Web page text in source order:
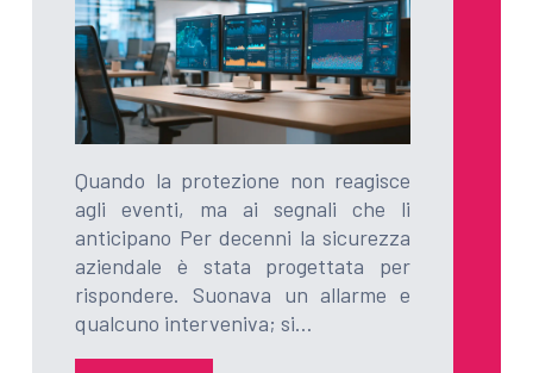
Quando la protezione non reagisce
agli eventi, ma ai segnali che li
anticipano Per decenni la sicurezza
aziendale è stata progettata per
rispondere. Suonava un allarme e
qualcuno interveniva; si…